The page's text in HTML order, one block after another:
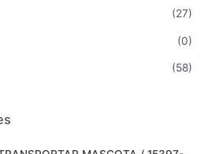
(27)
(0)
(58)